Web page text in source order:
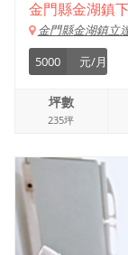
金門縣金湖鎮
金門縣金湖鎮立
5000
元/月
坪數
235坪